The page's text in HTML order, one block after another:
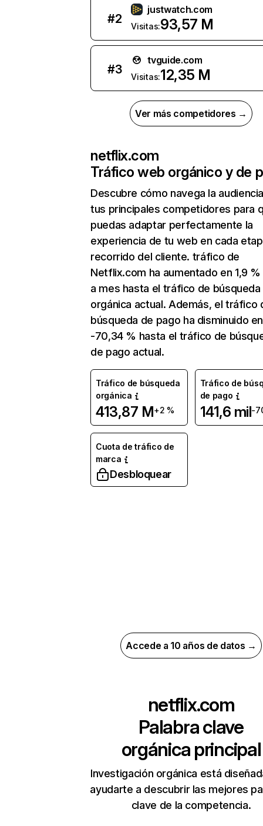
#2
justwatch.com
Visitas:93,57 M
#3
tvguide.com
Visitas:12,35 M
Ver más competidores →
netflix.com
Tráfico web orgánico y de
Descubre cómo navega la
tus principales competidores para
puedas adaptar perfectamente la
experiencia de tu web en cada
recorrido del cliente. tráfico de
Netflix.com ha aumentado en 1,9
a mes hasta el tráfico de búsqueda
orgánica actual. Además, el tráfico
búsqueda de pago ha disminuido en
-70,34 % hasta el tráfico de
de pago actual.
Tráfico de búsqueda
orgánica
413,87 M+2 %
Tráfico de
de pago
141,6 mil-
Cuota de tráfico de
marca
Desbloquear
Accede a 10 años de datos →
netflix.com
Palabra clave
orgánica principal
Investigación orgánica está
ayudarte a descubrir las mejores
clave de la competencia.